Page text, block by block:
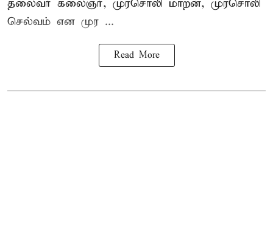
தலைவர் கலைஞர், முரசொலி மாறன், முரசொலி
செல்வம் என முர ...
Read More